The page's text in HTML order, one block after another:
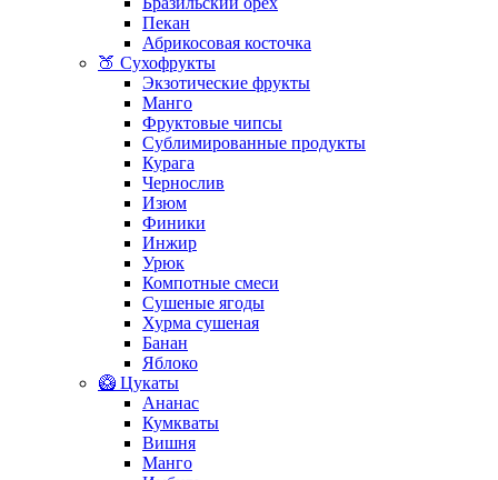
Пекан
Абрикосовая косточка
🍑 Сухофрукты
Экзотические фрукты
Манго
Фруктовые чипсы
Сублимированные продукты
Курага
Чернослив
Изюм
Финики
Инжир
Урюк
Компотные смеси
Сушеные ягоды
Хурма сушеная
Банан
Яблоко
🥝 Цукаты
Ананас
Кумкваты
Вишня
Манго